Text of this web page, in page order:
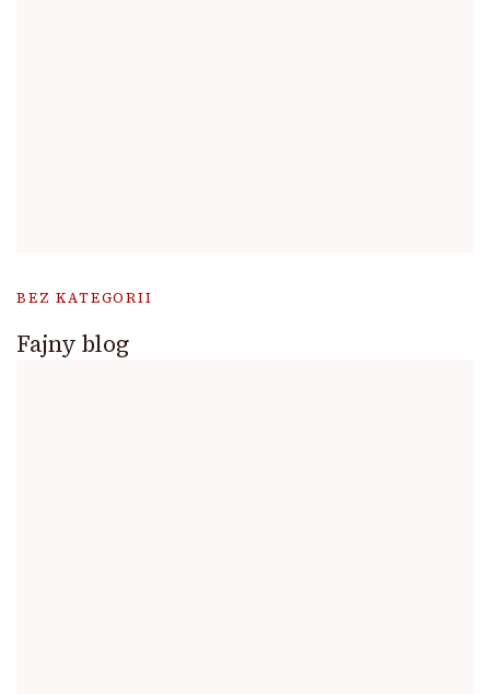
BEZ KATEGORII
Fajny blog